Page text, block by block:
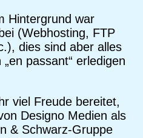
Hintergrund war
(Webhosting, FTP
dies sind aber alles
passant“ erledigen
viel Freude bereitet,
Designo Medien als
& Schwarz-Gruppe